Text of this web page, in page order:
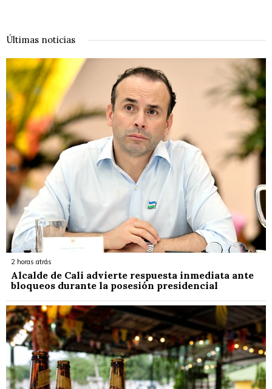
Últimas noticias
2 horas atrás
Alcalde de Cali advierte respuesta inmediata ante
bloqueos durante la posesión presidencial